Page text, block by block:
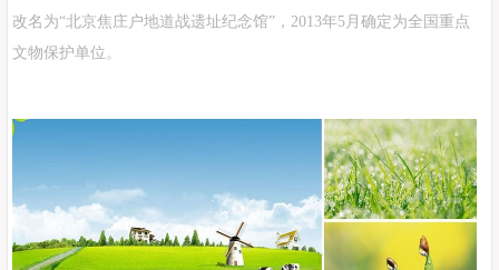
改名为“北京焦庄户地道战遗址纪念馆”，2013年5月确定为全国重点
文物保护单位。